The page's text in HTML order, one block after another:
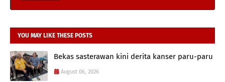
YOU MAY LIKE THESE POSTS
Bekas sasterawan kini derita kanser paru-paru
August 06, 2026